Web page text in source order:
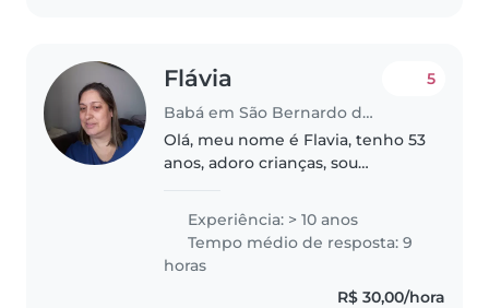
Flávia
Babá em São Bernardo do Campo
5
Olá, meu nome é Flavia, tenho 53
anos, adoro crianças, sou
tenho disponibilidade no horário
comercial e esporadicamente
em fds. Moro no ABC , em São
Caetano..
Experiência: > 10 anos
Tempo médio de resposta: 9
horas
R$ 30,00/hora